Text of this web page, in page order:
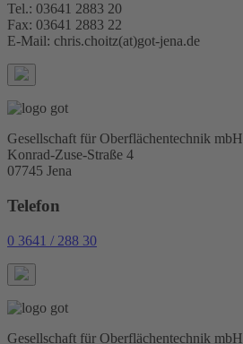
Tel.: 03641 2883 20
Fax: 03641 2883 22
E-Mail: chris.choitz(at)got-jena.de
Gesellschaft für Oberflächentechnik mbH
Konrad-Zuse-Straße 4
07745 Jena
Telefon
0 3641 / 288 30
Gesellschaft für Oberflächentechnik mbH